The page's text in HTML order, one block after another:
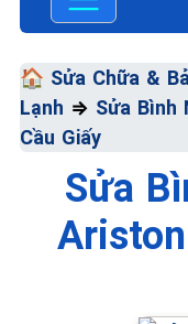
🏠 Sửa Chữa &
Lạnh ⇒ Sửa Bình
Cầu Giấy
Sửa